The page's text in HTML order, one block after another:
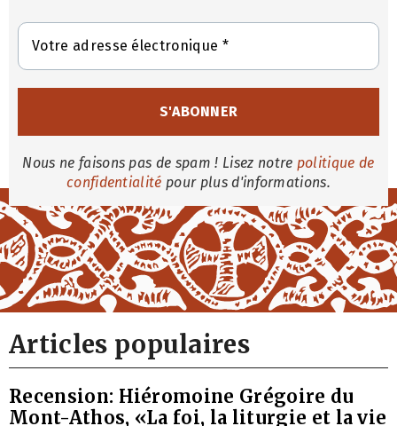
Nous ne faisons pas de spam ! Lisez notre politique de
confidentialité pour plus d'informations.
Articles populaires
Recension: Hiéromoine Grégoire du
Mont-Athos, «La foi, la liturgie et la vie